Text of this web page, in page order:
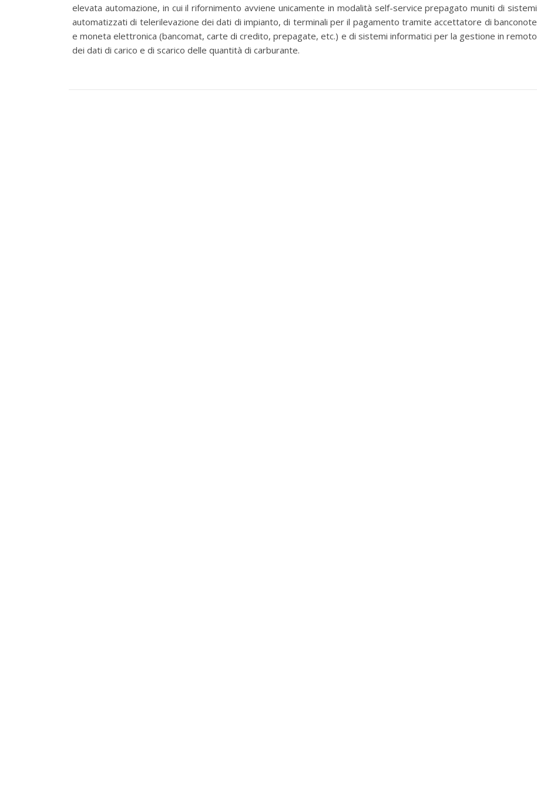
elevata automazione, in cui il rifornimento avviene unicamente in modalità self-service prepagato muniti di sistemi
automatizzati di telerilevazione dei dati di impianto, di terminali per il pagamento tramite accettatore di banconote
e moneta elettronica (bancomat, carte di credito, prepagate, etc.) e di sistemi informatici per la gestione in remoto
dei dati di carico e di scarico delle quantità di carburante.